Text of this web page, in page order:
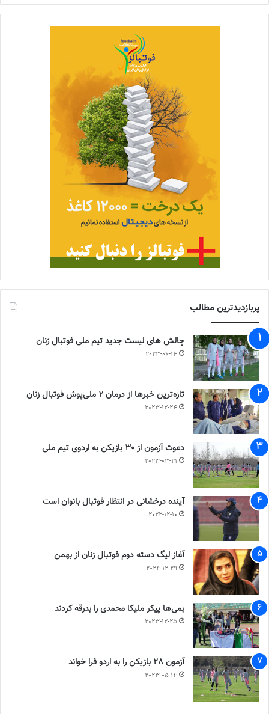
پربازدیدترین مطالب
چالش هاى ليست جدید تيم ملى فوتبال زنان
2023-06-14
تازه‌ترین خبرها از درمان ۲ ملی‌پوش فوتبال زنان
2023-12-24
دعوت آزمون از 30 بازیکن به اردوی تیم ملی
2023-03-21
آینده درخشانی در انتظار فوتبال بانوان است
2022-12-10
آغاز لیگ دسته دوم فوتبال زنان از بهمن
2024-12-29
بمی‌ها پیکر ملیکا محمدی را بدرقه کردند
2023-12-25
آزمون 28 بازیکن را به اردو فرا خواند
2023-05-14